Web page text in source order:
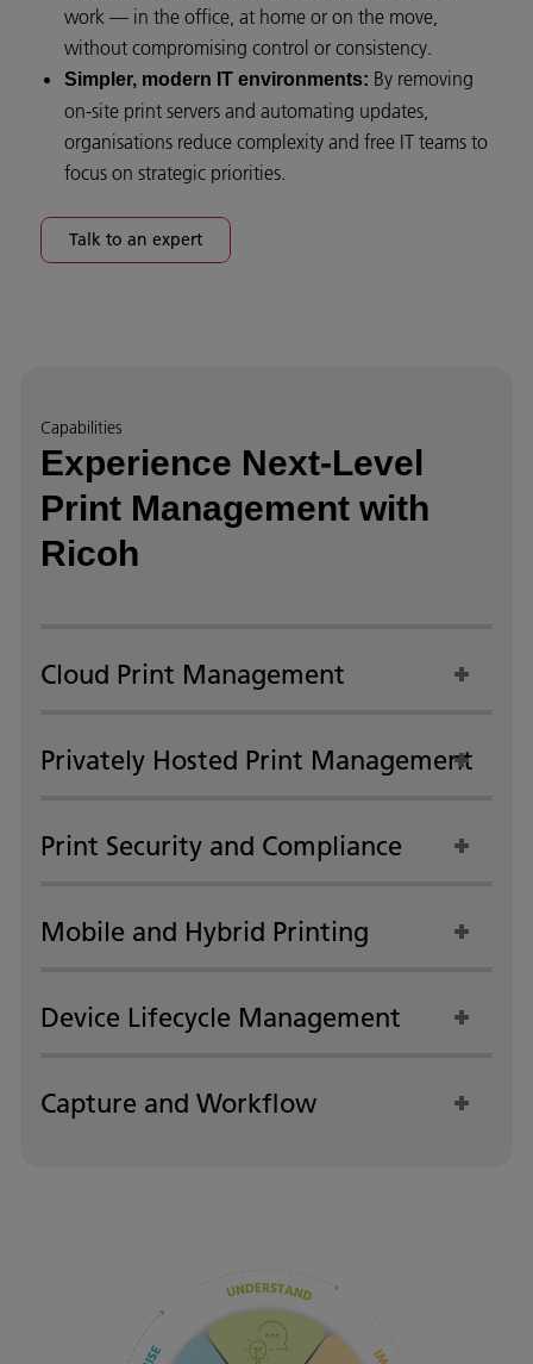
work — in the office, at home or on the move,
without compromising control or consistency.
Simpler, modern IT environments: By removing
on‑site print servers and automating updates,
organisations reduce complexity and free IT teams to
focus on strategic priorities.
Talk to an expert
Capabilities
Experience Next-Level
Print Management with
Ricoh
Cloud Print Management
Privately Hosted Print Management
Print Security and Compliance
Mobile and Hybrid Printing
Device Lifecycle Management
Capture and Workflow